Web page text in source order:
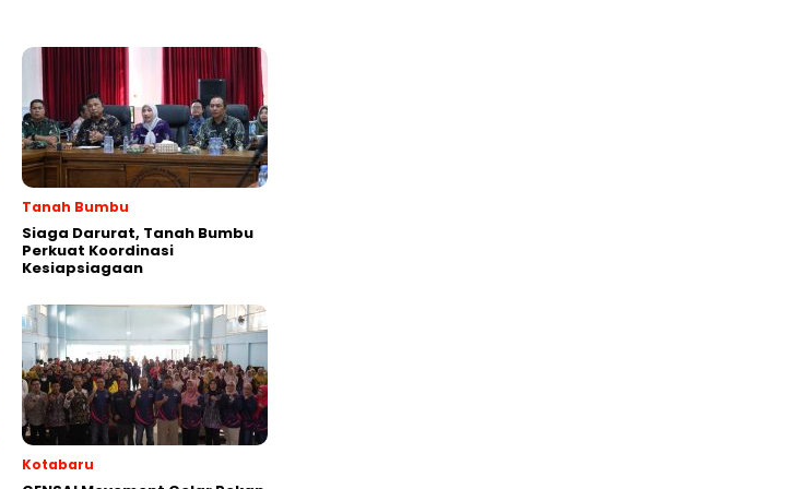
Tanah Bumbu
Siaga Darurat, Tanah Bumbu
Perkuat Koordinasi
Kesiapsiagaan
Kotabaru